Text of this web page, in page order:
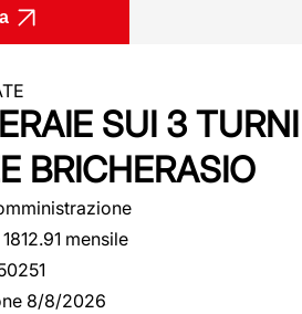
SUI 3 TURNI
BRICHERASIO
1812.91 mensile
8/8/2026